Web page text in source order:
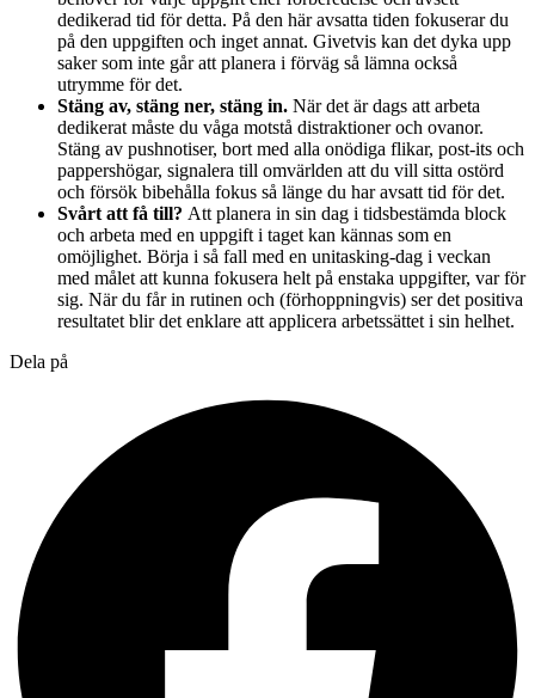
dedikerad tid för detta. På den här avsatta tiden fokuserar du
på den uppgiften och inget annat. Givetvis kan det dyka upp
saker som inte går att planera i förväg så lämna också
utrymme för det.
Stäng av, stäng ner, stäng in. När det är dags att arbeta
dedikerat måste du våga motstå distraktioner och ovanor.
Stäng av pushnotiser, bort med alla onödiga flikar, post-its och
pappershögar, signalera till omvärlden att du vill sitta ostörd
och försök bibehålla fokus så länge du har avsatt tid för det.
Svårt att få till? Att planera in sin dag i tidsbestämda block
och arbeta med en uppgift i taget kan kännas som en
omöjlighet. Börja i så fall med en unitasking-dag i veckan
med målet att kunna fokusera helt på enstaka uppgifter, var för
sig. När du får in rutinen och (förhoppningvis) ser det positiva
resultatet blir det enklare att applicera arbetssättet i sin helhet.
Dela på